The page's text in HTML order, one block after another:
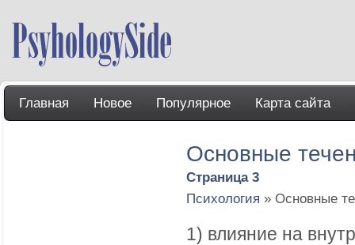
Главная Новое Популярное Карта сайта
Основные
Страница 3
Психология » Основные
1) влияние на